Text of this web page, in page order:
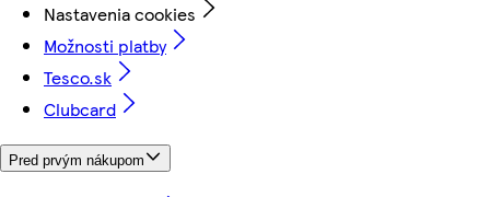
Nastavenia cookies
Možnosti platby
Tesco.sk
Clubcard
Pred prvým nákupom